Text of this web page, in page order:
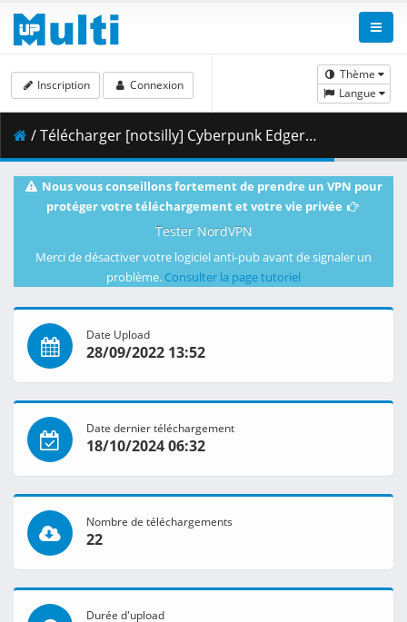
Thème
Langue
Inscription Connexion
/ Télécharger [notsilly] Cyberpunk Edgerunners - S01E07 (WEB-DL 1080p HEVC E-AC-3) .mkv.003 ( 349.94 MB )
Nous vous conseillons fortement de prendre un VPN pour
protéger votre téléchargement et votre vie privée
Tester NordVPN
Merci de désactiver votre logiciel anti-pub avant de signaler un
problème. Consulter la page tutoriel
Date Upload
28/09/2022 13:52
Date dernier téléchargement
18/10/2024 06:32
Nombre de téléchargements
22
Durée d'upload